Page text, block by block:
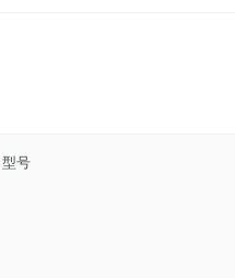
型号